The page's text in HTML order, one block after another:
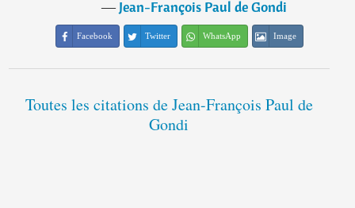
―Jean-François Paul de Gondi
Facebook Twitter WhatsApp Image
Toutes les citations de Jean-François Paul de
Gondi